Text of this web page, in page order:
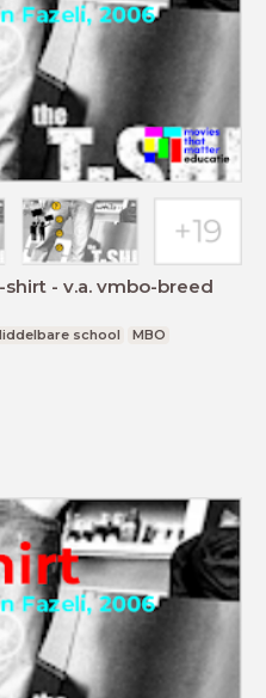
- v.a. vmbo-breed
school
MBO